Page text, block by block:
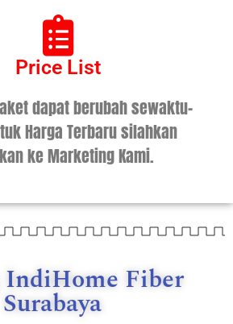
Price List
dapat berubah sewaktu-
Harga Terbaru silahkan
ke Marketing Kami.
IndiHome Fiber
Surabaya